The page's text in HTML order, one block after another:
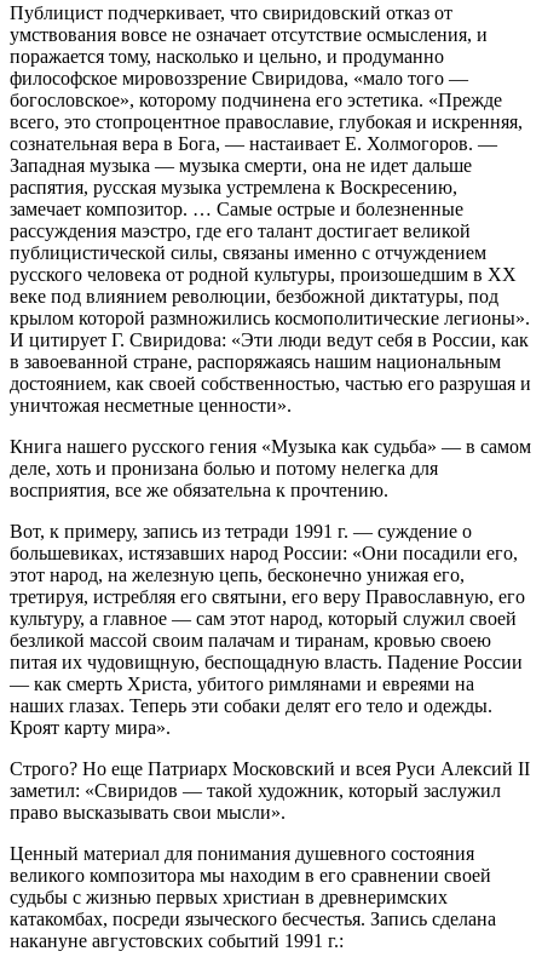
Публицист подчеркивает, что свиридовский отказ от
умствования вовсе не означает отсутствие осмысления, и
поражается тому, насколько и цельно, и продуманно
философское мировоззрение Свиридова, «мало того —
богословское», которому подчинена его эстетика. «Прежде
всего, это стопроцентное православие, глубокая и искренняя,
сознательная вера в Бога, — настаивает Е. Холмогоров. —
Западная музыка — музыка смерти, она не идет дальше
распятия, русская музыка устремлена к Воскресению,
замечает композитор. … Самые острые и болезненные
рассуждения маэстро, где его талант достигает великой
публицистической силы, связаны именно с отчуждением
русского человека от родной культуры, произошедшим в ХХ
веке под влиянием революции, безбожной диктатуры, под
крылом которой размножились космополитические легионы».
И цитирует Г. Свиридова: «Эти люди ведут себя в России, как
в завоеванной стране, распоряжаясь нашим национальным
достоянием, как своей собственностью, частью его разрушая и
уничтожая несметные ценности».
Книга нашего русского гения «Музыка как судьба» — в самом
деле, хоть и пронизана болью и потому нелегка для
восприятия, все же обязательна к прочтению.
Вот, к примеру, запись из тетради 1991 г. — суждение о
большевиках, истязавших народ России: «Они посадили его,
этот народ, на железную цепь, бесконечно унижая его,
третируя, истребляя его святыни, его веру Православную, его
культуру, а главное — сам этот народ, который служил своей
безликой массой своим палачам и тиранам, кровью своею
питая их чудовищную, беспощадную власть. Падение России
— как смерть Христа, убитого римлянами и евреями на
наших глазах. Теперь эти собаки делят его тело и одежды.
Кроят карту мира».
Строго? Но еще Патриарх Московский и всея Руси Алексий II
заметил: «Свиридов — такой художник, который заслужил
право высказывать свои мысли».
Ценный материал для понимания душевного состояния
великого композитора мы находим в его сравнении своей
судьбы с жизнью первых христиан в древнеримских
катакомбах, посреди языческого бесчестья. Запись сделана
накануне августовских событий 1991 г.: